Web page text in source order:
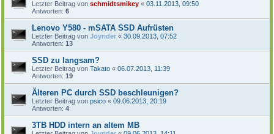
Letzter Beitrag von schmidtsmikey « 03.11.2013, 09:50
Antworten: 6
Lenovo Y580 - mSATA SSD Aufrüsten
Letzter Beitrag von Joyrider « 30.09.2013, 07:52
Antworten: 13
SSD zu langsam?
Letzter Beitrag von Takato « 06.07.2013, 11:39
Antworten: 19
Älteren PC durch SSD beschleunigen?
Letzter Beitrag von psico « 09.06.2013, 20:19
Antworten: 4
3TB HDD intern an altem MB